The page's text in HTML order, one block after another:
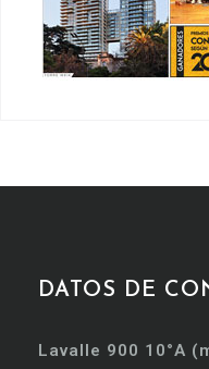
DATOS DE
Lavalle 900 10°A